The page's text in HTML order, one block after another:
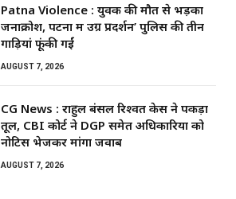
Patna Violence : युवक की मौत से भड़का
जनाक्रोश, पटना में उग्र प्रदर्शन’ पुलिस की तीन
गाड़ियां फूंकी गईं
AUGUST 7, 2026
CG News : राहुल बंसल रिश्वत केस ने पकड़ा
तूल, CBI कोर्ट ने DGP समेत अधिकारियों को
नोटिस भेजकर मांगा जवाब
AUGUST 7, 2026